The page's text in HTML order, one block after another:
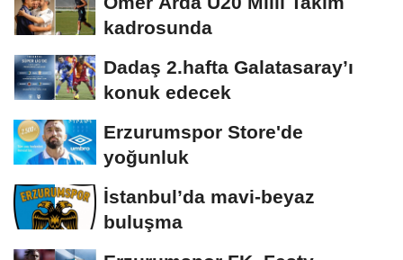
kadrosunda
Dadaş 2.hafta Galatasaray’ı
konuk edecek
Erzurumspor Store'de
yoğunluk
İstanbul’da mavi-beyaz
buluşma